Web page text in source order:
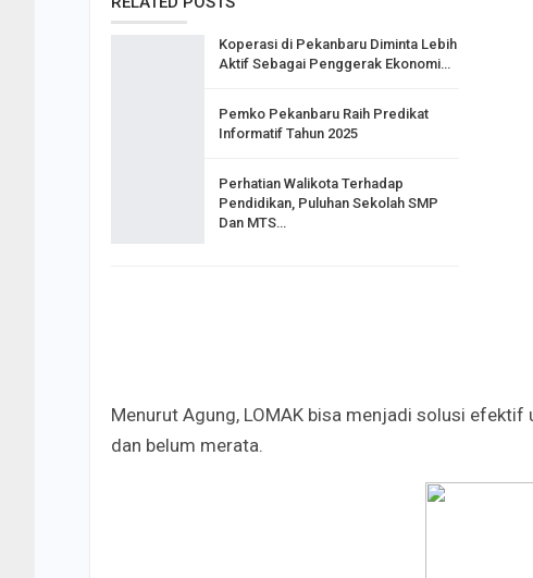
Koperasi di Pekanbaru Diminta Lebih
Aktif Sebagai Penggerak Ekonomi…
Pemko Pekanbaru Raih Predikat
Informatif Tahun 2025
Perhatian Walikota Terhadap
Pendidikan, Puluhan Sekolah SMP
Dan MTS…
Menurut Agung, LOMAK bisa menjadi solusi
dan belum merata.